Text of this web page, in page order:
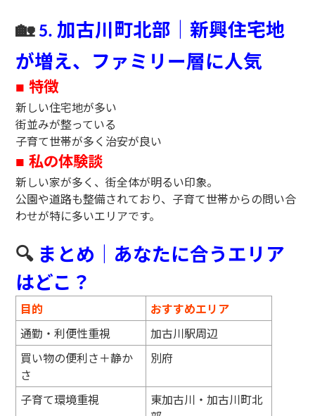
🏡 5.加古川町北部｜新興住宅地
が増え、ファミリー層に人気
■特徴
新しい住宅地が多い
街並みが整っている
子育て世帯が多く治安が良い
■私の体験談
新しい家が多く、街全体が明るい印象。
公園や道路も整備されており、子育て世帯からの問い合
わせが特に多いエリアです。
🔍 まとめ｜あなたに合うエリア
はどこ？
目的
おすすめエリア
通勤・利便性重視
加古川駅周辺
買い物の便利さ＋静か
さ
別府
子育て環境重視
東加古川・加古川町北